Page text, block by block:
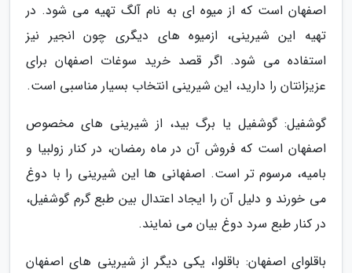
اصفهان است که از میوه ای به نام آلگ تهیه می شود. در
تهیه این شیرینی، ازمیوه های دیگری چون انجیر نیز
استفاده می شود. اگر قصد خرید سوغات اصفهان برای
عزیزانتان را دارید، این شیرینی انتخاب بسیار مناسبی است.
گوشفیل: گوشفیل یا برگ بید، از شیرینی های مخصوص
اصفهان است که فروش آن در ماه رمضان، در کنار زولبیا و
بامیه، مرسوم تر است. اصفهانی ها این شیرینی را با دوغ
می خورند و دلیل آن را ایجاد اعتدال بین طبع گرم گوشفیل،
در کنار طبع سرد دوغ بیان می نمایند.
باقلوای اصفهان: باقلوا، یکی دیگر از شیرینی های اصفهان